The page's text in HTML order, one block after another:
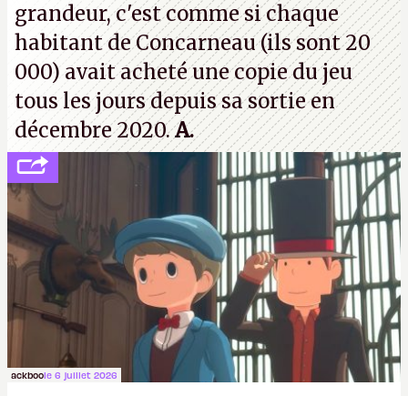
grandeur, c'est comme si chaque
habitant de Concarneau (ils sont 20
000) avait acheté une copie du jeu
tous les jours depuis sa sortie en
décembre 2020.A.
ackboole 6 juillet 2026